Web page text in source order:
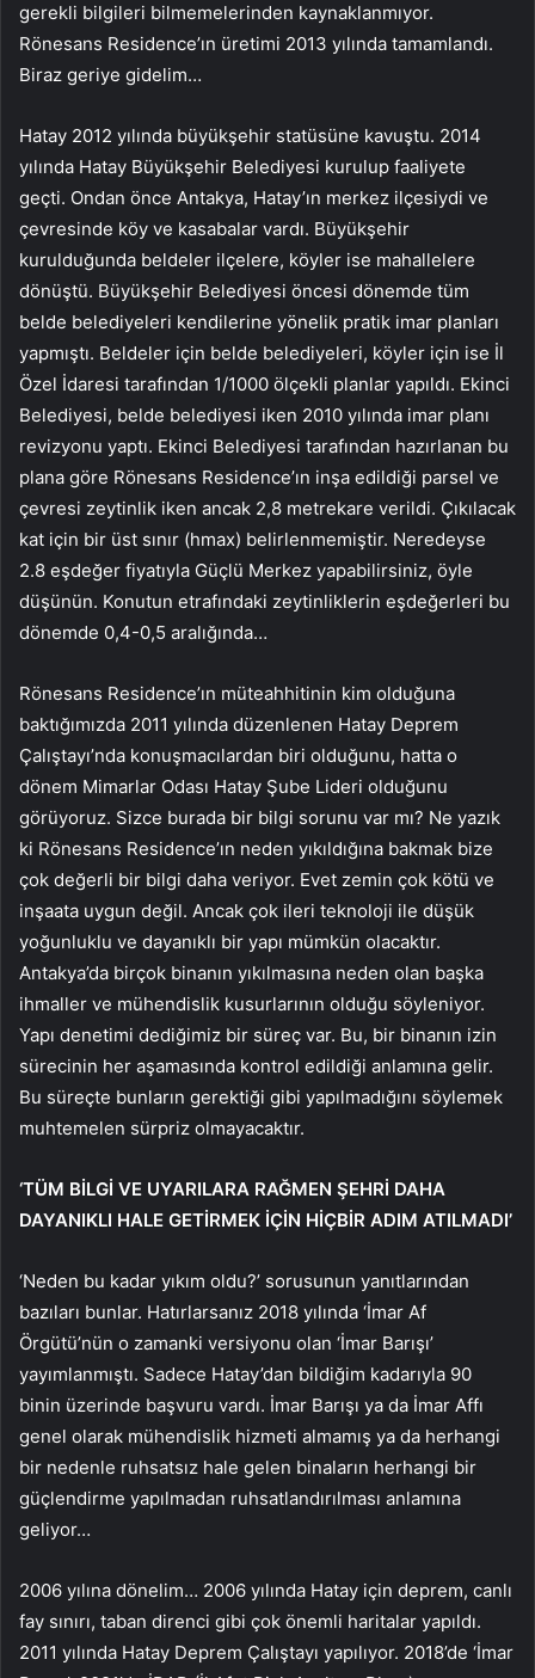
gerekli bilgileri bilmemelerinden kaynaklanmıyor.
Rönesans Residence’ın üretimi 2013 yılında tamamlandı.
Biraz geriye gidelim…
Hatay 2012 yılında büyükşehir statüsüne kavuştu. 2014
yılında Hatay Büyükşehir Belediyesi kurulup faaliyete
geçti. Ondan önce Antakya, Hatay’ın merkez ilçesiydi ve
çevresinde köy ve kasabalar vardı. Büyükşehir
kurulduğunda beldeler ilçelere, köyler ise mahallelere
dönüştü. Büyükşehir Belediyesi öncesi dönemde tüm
belde belediyeleri kendilerine yönelik pratik imar planları
yapmıştı. Beldeler için belde belediyeleri, köyler için ise İl
Özel İdaresi tarafından 1/1000 ölçekli planlar yapıldı. Ekinci
Belediyesi, belde belediyesi iken 2010 yılında imar planı
revizyonu yaptı. Ekinci Belediyesi tarafından hazırlanan bu
plana göre Rönesans Residence’ın inşa edildiği parsel ve
çevresi zeytinlik iken ancak 2,8 metrekare verildi. Çıkılacak
kat için bir üst sınır (hmax) belirlenmemiştir. Neredeyse
2.8 eşdeğer fiyatıyla Güçlü Merkez yapabilirsiniz, öyle
düşünün. Konutun etrafındaki zeytinliklerin eşdeğerleri bu
dönemde 0,4-0,5 aralığında…
Rönesans Residence’ın müteahhitinin kim olduğuna
baktığımızda 2011 yılında düzenlenen Hatay Deprem
Çalıştayı’nda konuşmacılardan biri olduğunu, hatta o
dönem Mimarlar Odası Hatay Şube Lideri olduğunu
görüyoruz. Sizce burada bir bilgi sorunu var mı? Ne yazık
ki Rönesans Residence’ın neden yıkıldığına bakmak bize
çok değerli bir bilgi daha veriyor. Evet zemin çok kötü ve
inşaata uygun değil. Ancak çok ileri teknoloji ile düşük
yoğunluklu ve dayanıklı bir yapı mümkün olacaktır.
Antakya’da birçok binanın yıkılmasına neden olan başka
ihmaller ve mühendislik kusurlarının olduğu söyleniyor.
Yapı denetimi dediğimiz bir süreç var. Bu, bir binanın izin
sürecinin her aşamasında kontrol edildiği anlamına gelir.
Bu süreçte bunların gerektiği gibi yapılmadığını söylemek
muhtemelen sürpriz olmayacaktır.
‘TÜM BİLGİ VE UYARILARA RAĞMEN ŞEHRİ DAHA
DAYANIKLI HALE GETİRMEK İÇİN HİÇBİR ADIM ATILMADI’
‘Neden bu kadar yıkım oldu?’ sorusunun yanıtlarından
bazıları bunlar. Hatırlarsanız 2018 yılında ‘İmar Af
Örgütü’nün o zamanki versiyonu olan ‘İmar Barışı’
yayımlanmıştı. Sadece Hatay’dan bildiğim kadarıyla 90
binin üzerinde başvuru vardı. İmar Barışı ya da İmar Affı
genel olarak mühendislik hizmeti almamış ya da herhangi
bir nedenle ruhsatsız hale gelen binaların herhangi bir
güçlendirme yapılmadan ruhsatlandırılması anlamına
geliyor…
2006 yılına dönelim… 2006 yılında Hatay için deprem, canlı
fay sınırı, taban direnci gibi çok önemli haritalar yapıldı.
2011 yılında Hatay Deprem Çalıştayı yapılıyor. 2018’de ‘İmar